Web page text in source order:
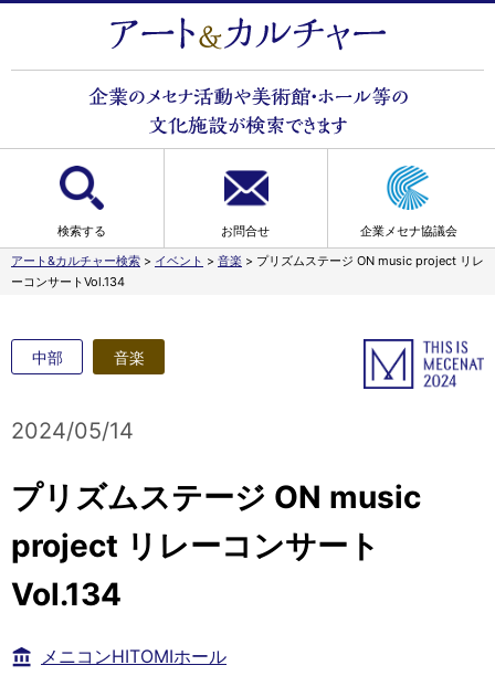
検索する お問合せ
企業メセナ協議会
アート&カルチャー検索 > イベント > 音楽 > プリズムステージ ON music project リレ
ーコンサートVol.134
中部 音楽
2024/05/14
プリズムステージ ON music
project リレーコンサート
Vol.134
メニコンHITOMIホール